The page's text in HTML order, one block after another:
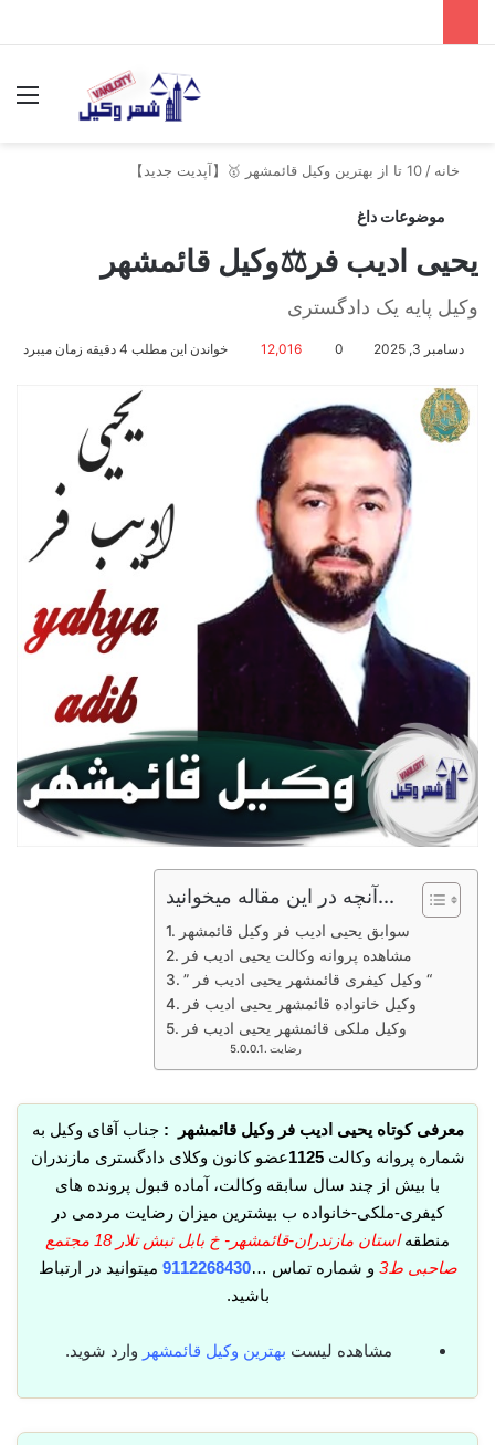
خانه / 10 تا از بهترین وکیل قائمشهر 🥇【آپدیت جدید】
موضوعات داغ
یحیی ادیب فر⚖️وکیل قائمشهر
وکیل پایه یک دادگستری
دسامبر 3, 2025 0
12,016 خواندن این مطلب 4 دقیقه زمان میبرد
آنچه در این مقاله میخوانید...
سوابق یحیی ادیب فر وکیل قائمشهر
مشاهده پروانه وکالت یحیی ادیب فر
” وکیل کیفری قائمشهر یحیی ادیب فر “
وکیل خانواده قائمشهر یحیی ادیب فر
وکیل ملکی قائمشهر یحیی ادیب فر
رضایت
معرفی کوتاه یحیی ادیب فر وکیل قائمشهر :جناب آقای وکیل به
شماره پروانه وکالت1125عضو کانون وکلای دادگستری مازندران
با بیش از چند سال سابقه وکالت، آماده قبول پرونده های
کیفری-ملکی-خانواده ب بیشترین میزان رضایت مردمی در
منطقه
استان مازندران-قائمشهر- خ بابل نبش تلار 18 مجتمع
صاحبی ط3
و شماره تماس …9112268430 میتوانید در ارتباط
باشید.
مشاهده لیست بهترین وکیل قائمشهر وارد شوید.